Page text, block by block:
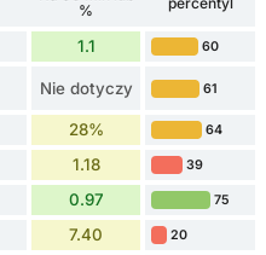
%
1.1 60
Nie dotyczy 61
28% 64
1.18 39
0.97 75
7.40 20